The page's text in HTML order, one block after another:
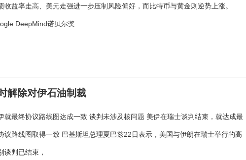
收益率走高、美元走强进一步压制风险偏好，而比特币与黄金则逆势上涨。
DeepMind诺贝尔奖
解除对伊石油制裁
就最终协议路线图达成一致 谈判未涉及核问题 美伊在瑞士谈判结束，就达成最
议路线图取得一致 巴基斯坦总理夏巴兹22日表示，美国与伊朗在瑞士举行的高
谈判已结束，